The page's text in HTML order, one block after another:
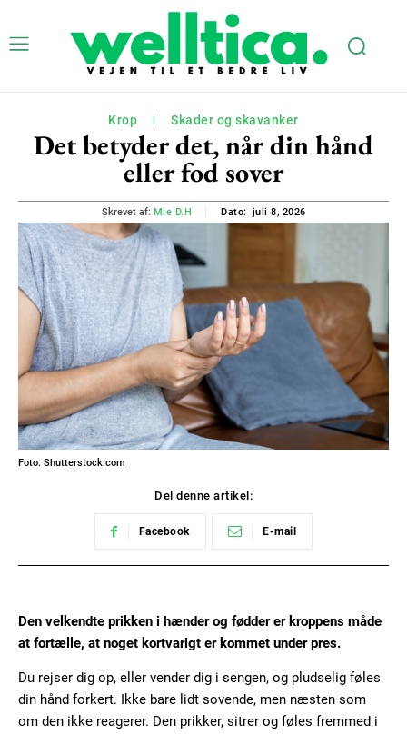
Krop Skader og skavanker
Det betyder det, når din hånd
eller fod sover
Skrevet af: Mie D.H Dato: juli 8, 2026
Foto: Shutterstock.com
Del denne artikel:
Facebook E-mail
Den velkendte prikken i hænder og fødder er kroppens måde
at fortælle, at noget kortvarigt er kommet under pres.
Du rejser dig op, eller vender dig i sengen, og pludselig føles
din hånd forkert. Ikke bare lidt sovende, men næsten som
om den ikke reagerer. Den prikker, sitrer og føles fremmed i